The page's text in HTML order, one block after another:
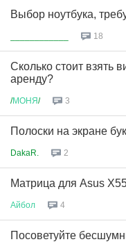
Выбор ноутбука,
18
Сколько стоит взять
аренду?
/МОНЯ/ 3
Полоски на экране
DakaR. 2
Матрица для Asus
Айбол 4
Посоветуйте